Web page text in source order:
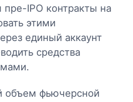
пре-IPO контракты на
этими
единый аккаунт
средства
объем фьючерсной